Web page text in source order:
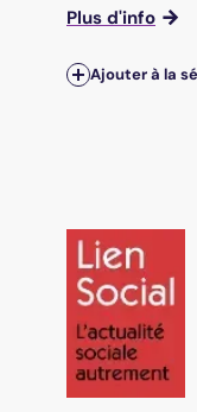
Plus d'info
Ajouter à la